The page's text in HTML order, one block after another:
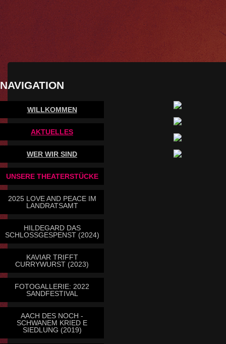
NAVIGATION
WILLKOMMEN
AKTUELLES
WER WIR SIND
UNSERE THEATERSTÜCKE
2025 LOVE AND PEACE IM
LANDRATSAMT
HILDEGARD DAS
SCHLOSSGESPENST (2024)
KAVIAR TRIFFT
CURRYWURST (2023)
FOTOGALLERIE: 2022
SANDFESTIVAL
AACH DES NOCH -
SCHWANEM KRIED E
SIEDLUNG (2019)